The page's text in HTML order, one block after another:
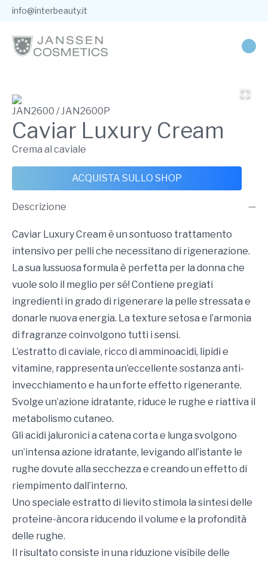
info@interbeauty.it
JAN2600 / JAN2600P
Caviar Luxury Cream
Crema al caviale
ACQUISTA SULLO SHOP
Descrizione
Caviar Luxury Cream è un sontuoso trattamento
intensivo per pelli che necessitano di rigenerazione.
La sua lussuosa formula è perfetta per la donna che
vuole solo il meglio per sé! Contiene pregiati
ingredienti in grado di rigenerare la pelle stressata e
donarle nuova energia. La texture setosa e l’armonia
di fragranze coinvolgono tutti i sensi.
L’estratto di caviale, ricco di amminoacidi, lipidi e
vitamine, rappresenta un’eccellente sostanza anti-
invecchiamento e ha un forte effetto rigenerante.
Svolge un’azione idratante, riduce le rughe e riattiva il
metabolismo cutaneo.
Gli acidi jaluronici a catena corta e lunga svolgono
un’intensa azione idratante, levigando all’istante le
rughe dovute alla secchezza e creando un effetto di
riempimento dall’interno.
Uno speciale estratto di lievito stimola la sintesi delle
proteine-àncora riducendo il volume e la profondità
delle rughe.
Il risultato consiste in una riduzione visibile delle